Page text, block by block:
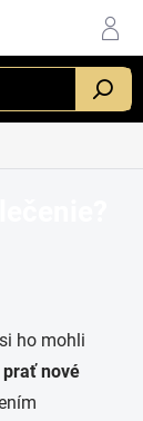
_
ho mohli
nové